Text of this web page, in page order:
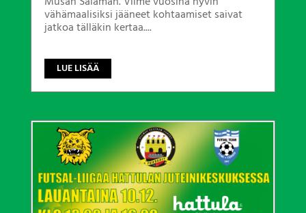
vähämaalisiksi jääneet kohtaamiset saivat
jatkoa tälläkin kertaa....
LUE LISÄÄ